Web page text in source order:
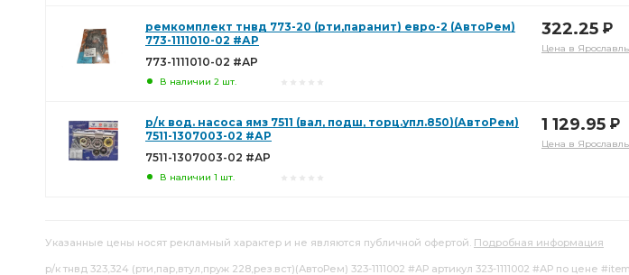
ремкомплект тнвд 773-20 (рти,паранит) евро-2 (АвтоРем)
773-1111010-02 #АР
773-1111010-02 #АР
В наличии 2 шт.
Цена в Ярославль
322.25 Р
р/к вод. насоса ямз 7511 (вал, подш, торц.упл.850)(АвтоРем)
7511-1307003-02 #АР
7511-1307003-02 #АР
В наличии 1 шт.
Цена в Ярославль
1 129.95 Р
Указанные цены носят рекламный характер и не являются публичной офертой. Подробная информация
р/к тнвд 323,324 (рти,пар,втул,пруж 228,рез.вст)(АвтоРем) 323-1111002 #АР артикул 323-1111002 #АР по цене